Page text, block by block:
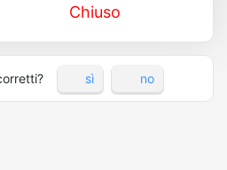
Chiuso
sì no